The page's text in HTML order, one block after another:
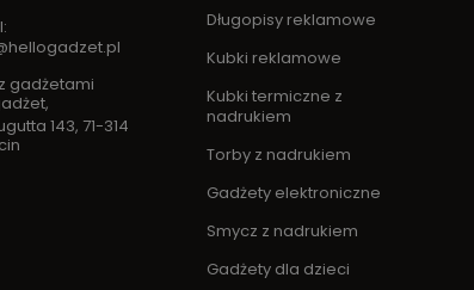
gadżetami
,
143, 71-314
Długopisy reklamowe
Kubki reklamowe
Kubki termiczne z
nadrukiem
Torby z nadrukiem
Gadżety elektroniczne
Smycz z nadrukiem
Gadżety dla dzieci